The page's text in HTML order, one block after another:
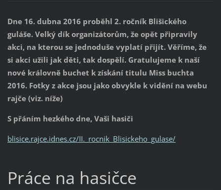
Dne 16. dubna 2016 proběhl 2. ročník Blišického
guláše. Velký dík organizátorům, že opět připravily
akci, na kterou se jednoduše vyplatí přijít. Věříme, že
si akci užili jak děti, tak dospělí. Gratulujeme k naší
nové královně buchet k získání titulu Miss buchta
2016. Fotky z akce jsou jako obvykle k vidění na webu
rajče (viz. níže)
S přáním hezkého dne, Vaši hasiči
blisice.rajce.idnes.cz/II._rocnik_Blisickeho_gulase/
Práce na hasičce